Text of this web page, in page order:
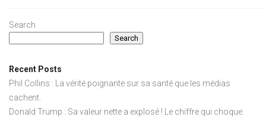
Search
Search
Recent Posts
Phil Collins : La vérité poignante sur sa santé que les médias
cachent.
Donald Trump : Sa valeur nette a explosé ! Le chiffre qui choque.